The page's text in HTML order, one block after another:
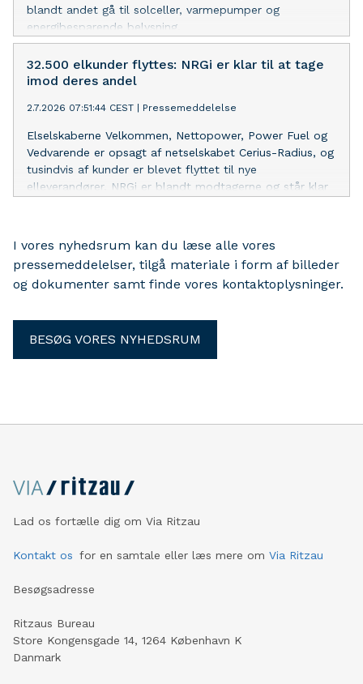
blandt andet gå til solceller, varmepumper og
energibesparende belysning.
32.500 elkunder flyttes: NRGi er klar til at tage
imod deres andel
2.7.2026 07:51:44 CEST Pressemeddelelse
Elselskaberne Velkommen, Nettopower, Power Fuel og
Vedvarende er opsagt af netselskabet Cerius-Radius, og
tusindvis af kunder er blevet flyttet til nye
elleverandører. NRGi er blandt modtagerne og står klar
I vores nyhedsrum kan du læse alle vores
pressemeddelelser, tilgå materiale i form af billeder
og dokumenter samt finde vores kontaktoplysninger.
BESØG VORES NYHEDSRUM
Lad os fortælle dig om Via Ritzau
Kontakt os for en samtale eller læs mere om Via Ritzau
Besøgsadresse
Ritzaus Bureau
Store Kongensgade 14, 1264 København K
Danmark